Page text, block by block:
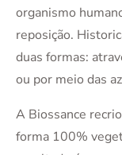
organismo
reposição.
duas formas:
ou por meio das
A Biossance
forma 100%